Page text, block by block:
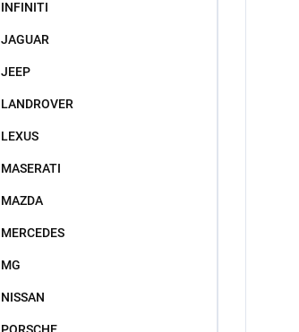
INFINITI
JAGUAR
JEEP
LANDROVER
LEXUS
MASERATI
MAZDA
MERCEDES
MG
NISSAN